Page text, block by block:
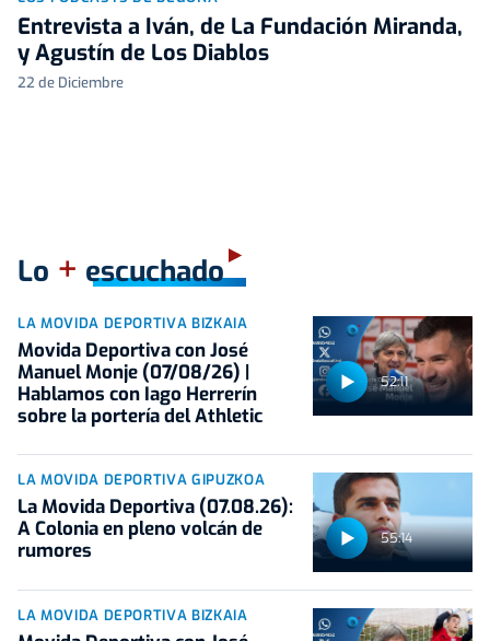
Entrevista a Iván, de La Fundación Miranda,
y Agustín de Los Diablos
22 de Diciembre
Lo + escuchado
52:11
LA MOVIDA DEPORTIVA BIZKAIA
Movida Deportiva con José
Manuel Monje (07/08/26) |
Hablamos con Iago Herrerín
sobre la portería del Athletic
55:14
LA MOVIDA DEPORTIVA GIPUZKOA
La Movida Deportiva (07.08.26):
A Colonia en pleno volcán de
rumores
LA MOVIDA DEPORTIVA BIZKAIA